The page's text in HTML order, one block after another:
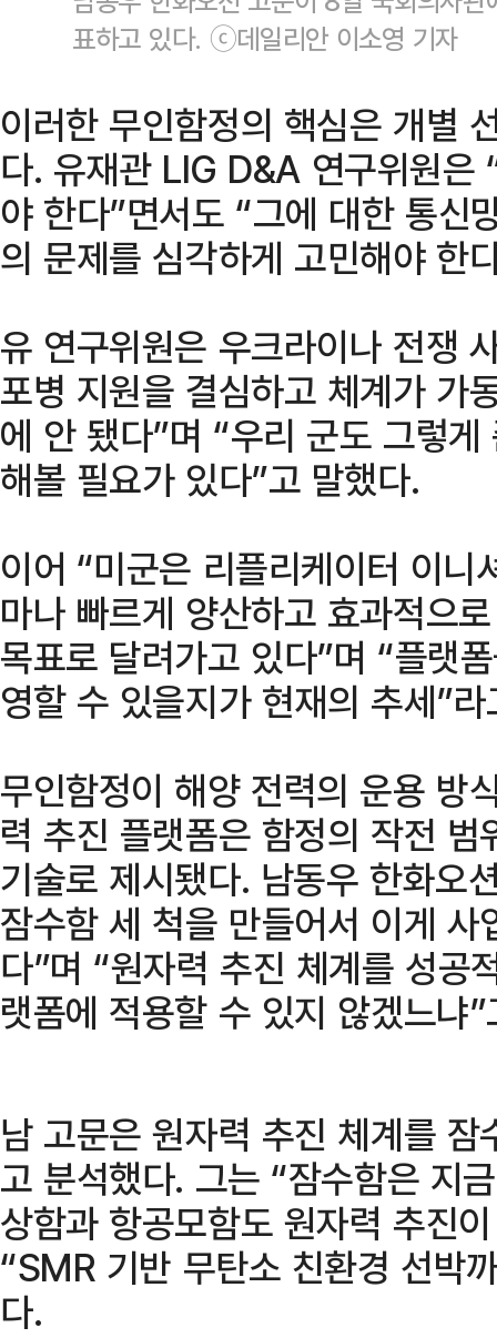
표하고 있다. ⓒ데일리안 이소영 기자
이러한 무인함정의 핵심은 개별
다. 유재관 LIG D&A 연구위원은
야 한다”면서도 “그에 대한 통신
의 문제를 심각하게 고민해야 한
유 연구위원은 우크라이나 전쟁
포병 지원을 결심하고 체계가 가
에 안 됐다”며 “우리 군도 그렇
해볼 필요가 있다”고 말했다.
이어 “미군은 리플리케이터 이
마나 빠르게 양산하고 효과적으
목표로 달려가고 있다”며 “플랫
영할 수 있을지가 현재의 추세”
무인함정이 해양 전력의 운용 방
력 추진 플랫폼은 함정의 작전
기술로 제시됐다. 남동우 한화오
잠수함 세 척을 만들어서 이게
다”며 “원자력 추진 체계를 성공
랫폼에 적용할 수 있지 않겠느냐
남 고문은 원자력 추진 체계를
고 분석했다. 그는 “잠수함은 지
상함과 항공모함도 원자력 추진
“SMR 기반 무탄소 친환경 선박
다.